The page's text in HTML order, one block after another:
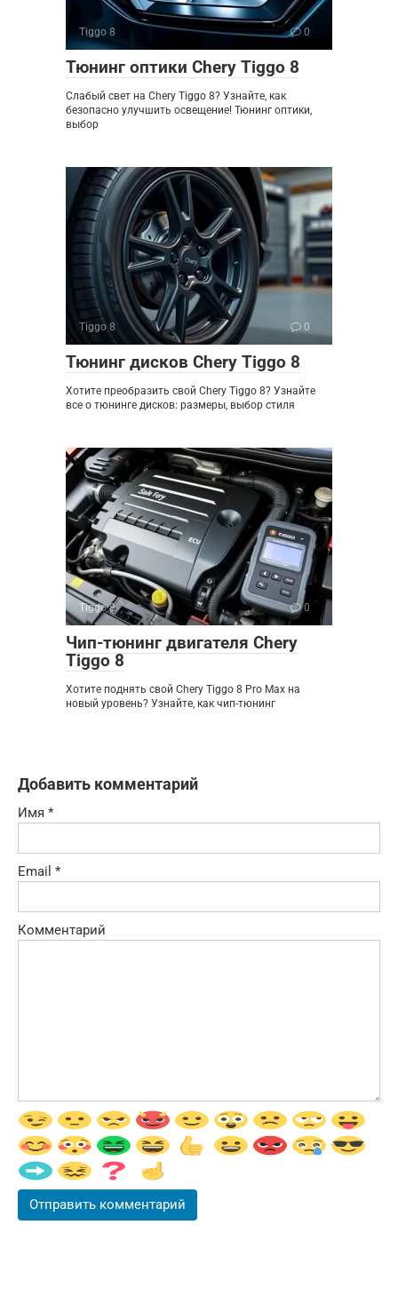
Tiggo 8 0
Тюнинг оптики Chery Tiggo 8
Слабый свет на Chery Tiggo 8? Узнайте, как
безопасно улучшить освещение! Тюнинг оптики,
выбор
Tiggo 8 0
Тюнинг дисков Chery Tiggo 8
Хотите преобразить свой Chery Tiggo 8? Узнайте
все о тюнинге дисков: размеры, выбор стиля
Tiggo 8 0
Чип-тюнинг двигателя Chery
Tiggo 8
Хотите поднять свой Chery Tiggo 8 Pro Max на
новый уровень? Узнайте, как чип-тюнинг
Добавить комментарий
Имя *
Email *
Комментарий